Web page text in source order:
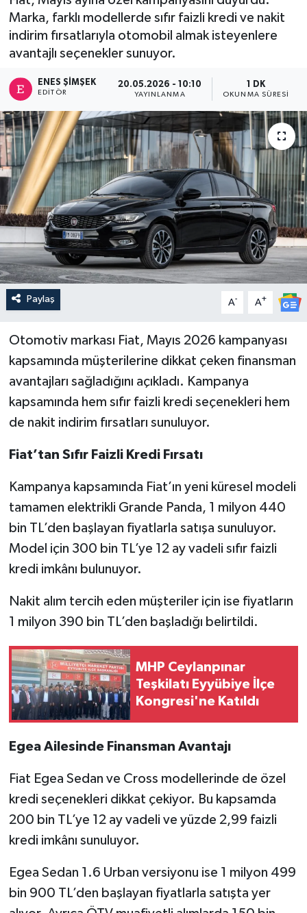
Marka, farklı modellerde sıfır faizli kredi ve nakit
indirim fırsatlarıyla otomobil almak isteyenlere
avantajlı seçenekler sunuyor.
ENES ŞIMŞEK
EDITÖR
20.05.2026 - 10:10
YAYINLANMA
1 DK
OKUNMA SÜRESI
Paylaş A- A+
Otomotiv markası Fiat, Mayıs 2026 kampanyası
kapsamında müşterilerine dikkat çeken finansman
avantajları sağladığını açıkladı. Kampanya
kapsamında hem sıfır faizli kredi seçenekleri hem
de nakit indirim fırsatları sunuluyor.
Fiat’tan Sıfır Faizli Kredi Fırsatı
Kampanya kapsamında Fiat’ın yeni küresel modeli
tamamen elektrikli Grande Panda, 1 milyon 440
bin TL’den başlayan fiyatlarla satışa sunuluyor.
Model için 300 bin TL’ye 12 ay vadeli sıfır faizli
kredi imkânı bulunuyor.
Nakit alım tercih eden müşteriler için ise fiyatların
1 milyon 390 bin TL’den başladığı belirtildi.
MHP Ceylanpınar
Teşkilatı Eyyübiye İlçe
Kongresi'ne Katıldı
Egea Ailesinde Finansman Avantajı
Fiat Egea Sedan ve Cross modellerinde de özel
kredi seçenekleri dikkat çekiyor. Bu kapsamda
200 bin TL’ye 12 ay vadeli ve yüzde 2,99 faizli
kredi imkânı sunuluyor.
Egea Sedan 1.6 Urban versiyonu ise 1 milyon 499
bin 900 TL’den başlayan fiyatlarla satışta yer